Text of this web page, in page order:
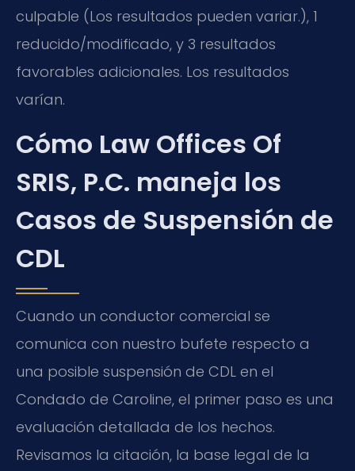
culpable (Los resultados pueden variar.), 1
reducido/modificado, y 3 resultados
favorables adicionales. Los resultados
varían.
Cómo Law Offices Of
SRIS, P.C. maneja los
Casos de Suspensión de
CDL
Cuando un conductor comercial se
comunica con nuestro bufete respecto a
una posible suspensión de CDL en el
Condado de Caroline, el primer paso es una
evaluación detallada de los hechos.
Revisamos la citación, la base legal de la